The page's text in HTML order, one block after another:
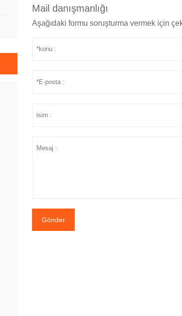
Mail danışmanlığı
Aşağıdaki formu soruşturma vermek için
Gönder